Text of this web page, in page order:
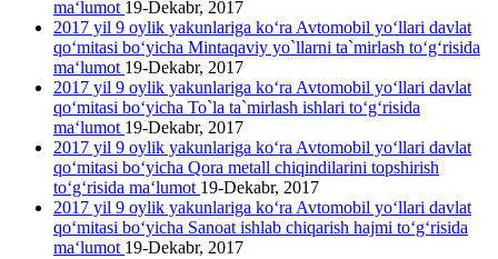
ma‘lumot 19-Dekabr, 2017
2017 yil 9 oylik yakunlariga ko‘ra Avtomobil yo‘llari davlat
qo‘mitasi bo‘yicha Mintaqaviy yo`llarni ta`mirlash to‘g‘risida
ma‘lumot 19-Dekabr, 2017
2017 yil 9 oylik yakunlariga ko‘ra Avtomobil yo‘llari davlat
qo‘mitasi bo‘yicha To`la ta`mirlash ishlari to‘g‘risida
ma‘lumot 19-Dekabr, 2017
2017 yil 9 oylik yakunlariga ko‘ra Avtomobil yo‘llari davlat
qo‘mitasi bo‘yicha Qora metall chiqindilarini topshirish
to‘g‘risida ma‘lumot 19-Dekabr, 2017
2017 yil 9 oylik yakunlariga ko‘ra Avtomobil yo‘llari davlat
qo‘mitasi bo‘yicha Sanoat ishlab chiqarish hajmi to‘g‘risida
ma‘lumot 19-Dekabr, 2017